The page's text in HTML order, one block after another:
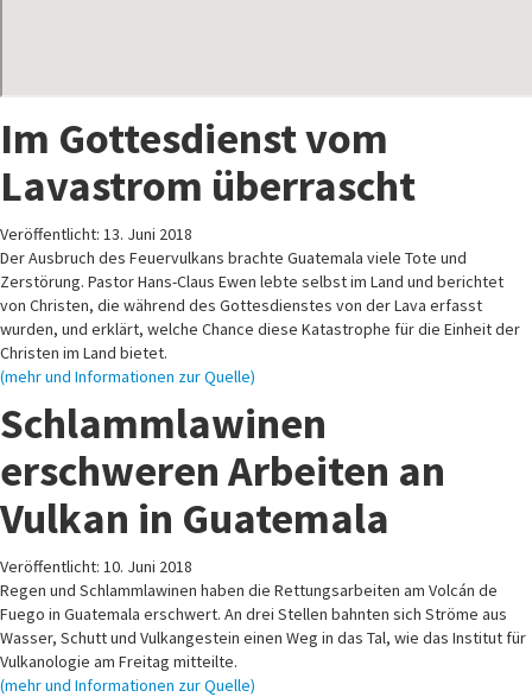
Im Gottesdienst vom
Lavastrom überrascht
Veröffentlicht: 13. Juni 2018
Der Ausbruch des Feuervulkans brachte Guatemala viele Tote und
Zerstörung. Pastor Hans-Claus Ewen lebte selbst im Land und berichtet
von Christen, die während des Gottesdienstes von der Lava erfasst
wurden, und erklärt, welche Chance diese Katastrophe für die Einheit der
Christen im Land bietet.
(mehr und Informationen zur Quelle)
Schlammlawinen
erschweren Arbeiten an
Vulkan in Guatemala
Veröffentlicht: 10. Juni 2018
Regen und Schlammlawinen haben die Rettungsarbeiten am Volcán de
Fuego in Guatemala erschwert. An drei Stellen bahnten sich Ströme aus
Wasser, Schutt und Vulkangestein einen Weg in das Tal, wie das Institut für
Vulkanologie am Freitag mitteilte.
(mehr und Informationen zur Quelle)